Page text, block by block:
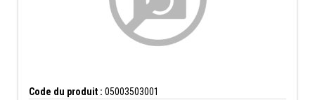
Code du produit : 05003503001